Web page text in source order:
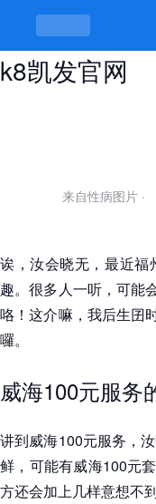
威海100元
k8凯发官网
来自性病图片 ·
诶，汝会晓无，最近
趣。很多人一听，可能
咯！这介嘛，我后生囝
囉。
威海100元服务
讲到威海100元服务，
鲜，可能有威海100元
方还会加上几样意想不